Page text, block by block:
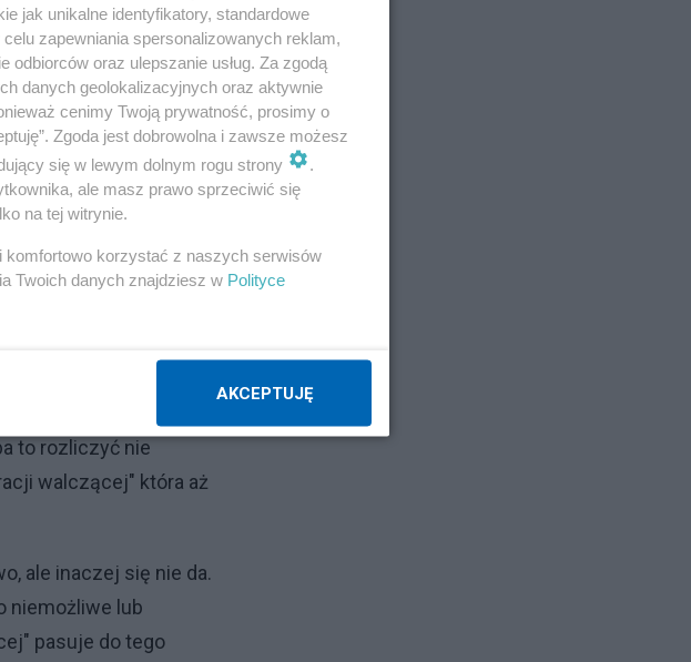
to rozliczyć nie
walczącej" która aż
ale inaczej się nie da.
niemożliwe lub
pasuje do tego
jak unikalne identyfikatory, standardowe
zapewniania spersonalizowanych reklam,
oraz ulepszanie usług. Za zgodą
danych geolokalizacyjnych oraz aktywnie
cenimy Twoją prywatność, prosimy o
Zgoda jest dobrowolna i zawsze możesz
się w lewym dolnym rogu strony
.
ale masz prawo sprzeciwić się
na tej witrynie.
komfortowo korzystać z naszych serwisów
Twoich danych znajdziesz w Polityce
AKCEPTUJĘ